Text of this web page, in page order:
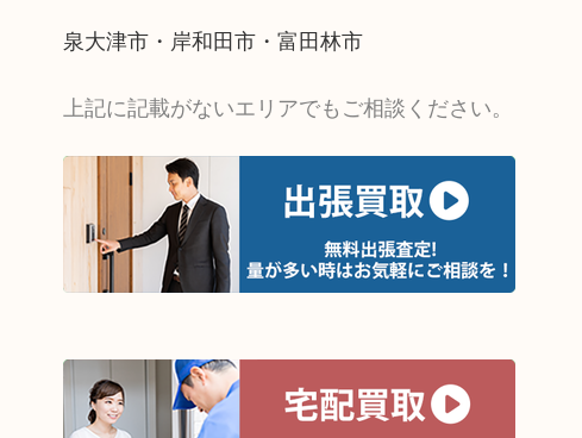
泉大津市・岸和田市・富田林市
上記に記載がないエリアでもご相談ください。